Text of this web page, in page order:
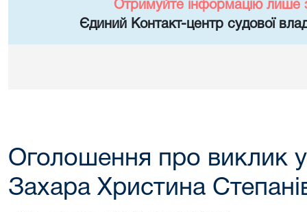
Отримуйте інформацію лише
Єдиний Контакт-центр судової
Оголошення про виклик у
Захара Христина